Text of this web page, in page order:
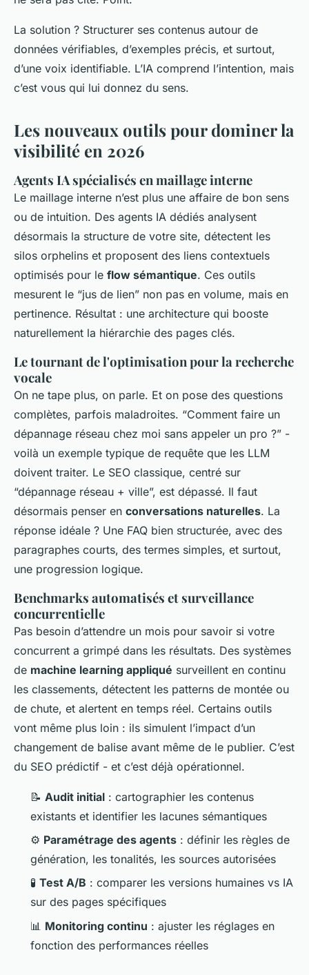
La solution ? Structurer ses contenus autour de
données vérifiables, d’exemples précis, et surtout,
d’une voix identifiable. L’IA comprend l’intention, mais
c’est vous qui lui donnez du sens.
Les nouveaux outils pour dominer la
visibilité en 2026
Agents IA spécialisés en maillage interne
Le maillage interne n’est plus une affaire de bon sens
ou de intuition. Des agents IA dédiés analysent
désormais la structure de votre site, détectent les
silos orphelins et proposent des liens contextuels
optimisés pour le flow sémantique. Ces outils
mesurent le “jus de lien” non pas en volume, mais en
pertinence. Résultat : une architecture qui booste
naturellement la hiérarchie des pages clés.
Le tournant de l'optimisation pour la recherche
vocale
On ne tape plus, on parle. Et on pose des questions
complètes, parfois maladroites. “Comment faire un
dépannage réseau chez moi sans appeler un pro ?” -
voilà un exemple typique de requête que les LLM
doivent traiter. Le SEO classique, centré sur
“dépannage réseau + ville”, est dépassé. Il faut
désormais penser en conversations naturelles. La
réponse idéale ? Une FAQ bien structurée, avec des
paragraphes courts, des termes simples, et surtout,
une progression logique.
Benchmarks automatisés et surveillance
concurrentielle
Pas besoin d’attendre un mois pour savoir si votre
concurrent a grimpé dans les résultats. Des systèmes
de machine learning appliqué surveillent en continu
les classements, détectent les patterns de montée ou
de chute, et alertent en temps réel. Certains outils
vont même plus loin : ils simulent l’impact d’un
changement de balise avant même de le publier. C’est
du SEO prédictif - et c’est déjà opérationnel.
📝 Audit initial : cartographier les contenus
existants et identifier les lacunes sémantiques
⚙️ Paramétrage des agents : définir les règles de
génération, les tonalités, les sources autorisées
🧪 Test A/B : comparer les versions humaines vs IA
sur des pages spécifiques
📊 Monitoring continu : ajuster les réglages en
fonction des performances réelles